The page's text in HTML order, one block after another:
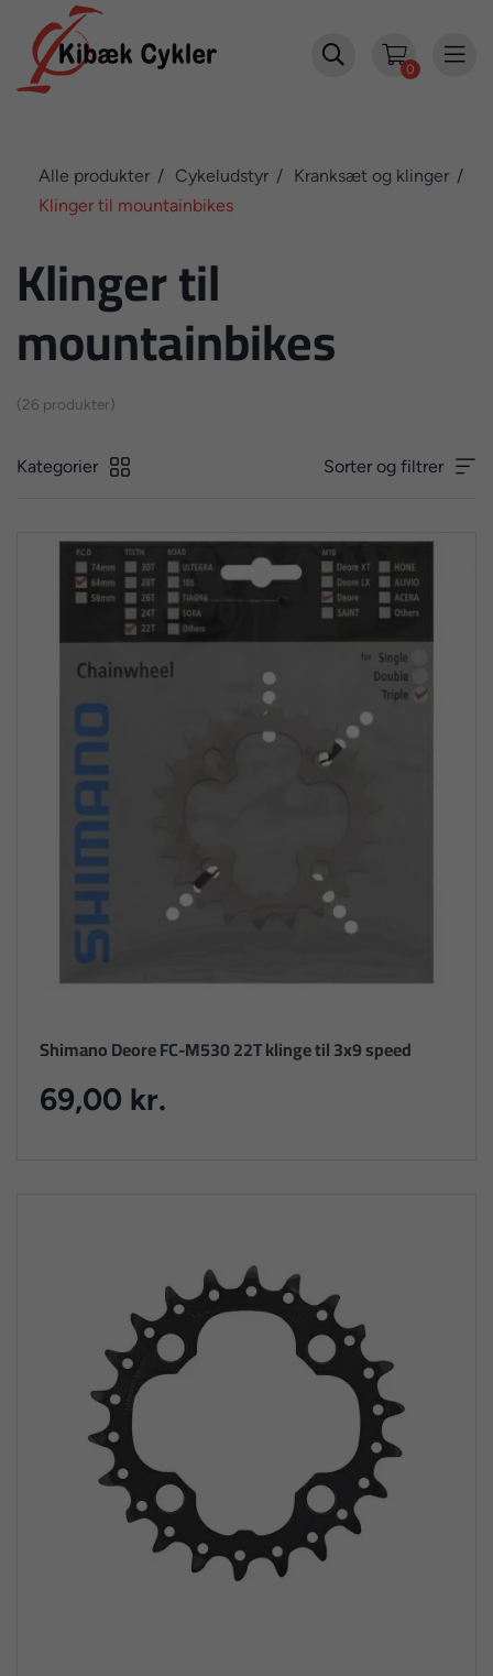

0

Alle produkter Cykeludstyr
Kranksæt og klinger
Klinger til mountainbikes
Klinger til
mountainbikes
(26 produkter)
Kategorier Sorter og filtrer
Shimano Deore FC-M530 22T klinge til 3x9 speed
69,00 kr.